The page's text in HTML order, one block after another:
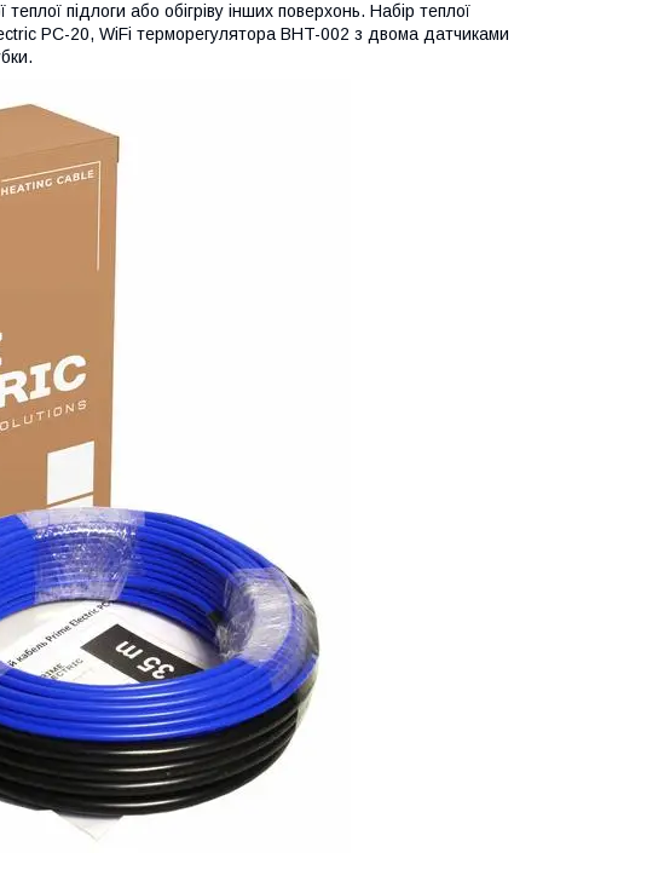
підлоги або обігріву інших поверхонь. Набір теплої
PC-20, WiFi терморегулятора BHT-002 з двома датчиками